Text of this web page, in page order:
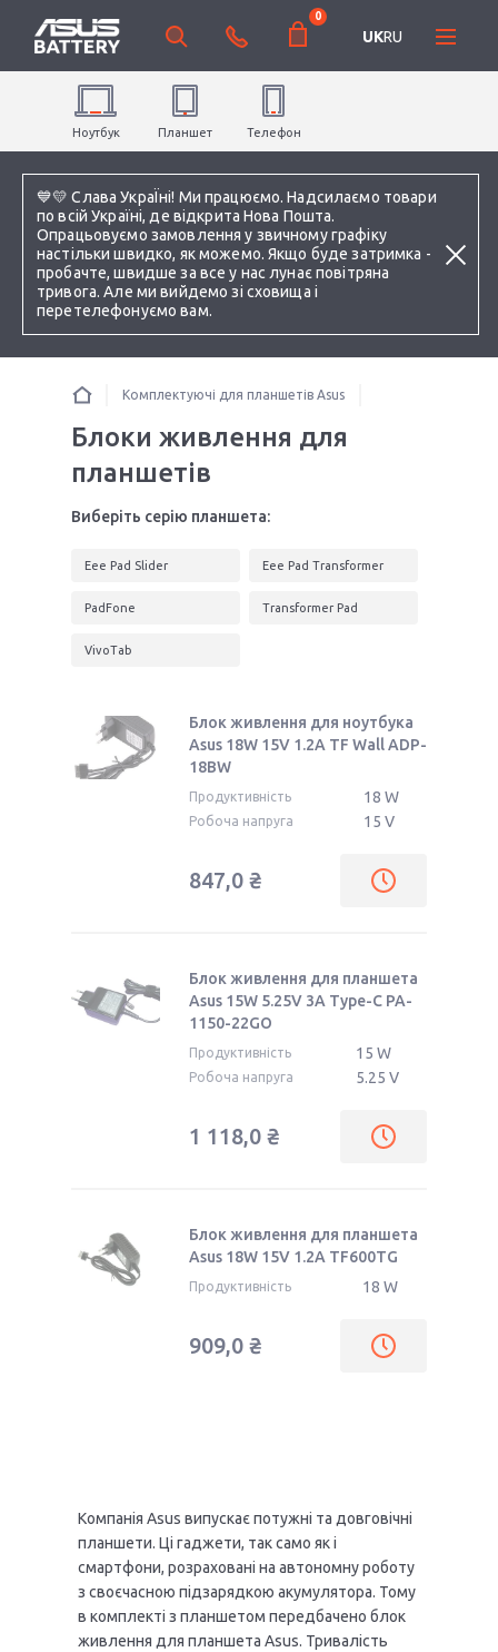
💙💛 Слава УкраЇні! Ми працюємо. Надсилаємо товари
по всій Україні, де відкрита Нова Пошта.
Опрацьовуємо замовлення у звичному графіку
настільки швидко, як можемо. Якщо буде затримка -
пробачте, швидше за все у нас лунає повітряна
тривога. Але ми вийдемо зі сховища і
перетелефонуємо вам.
0
UKRU
Ноутбук Планшет Телефон
Комплектуючі для планшетів Asus
Блоки живлення для
планшетів
Виберіть серію планшета:
Eee Pad Slider Eee Pad Transformer
PadFone Transformer Pad
VivoTab
Блок живлення для ноутбука
Asus 18W 15V 1.2A TF Wall ADP-
18BW
Продуктивність 18 W
Робоча напруга 15 V
847,0 ₴
Блок живлення для планшета
Asus 15W 5.25V 3A Type-C PA-
1150-22GO
Продуктивність 15 W
Робоча напруга 5.25 V
1 118,0 ₴
Блок живлення для планшета
Asus 18W 15V 1.2A TF600TG
Продуктивність 18 W
909,0 ₴
Компанія Asus випускає потужні та довговічні
планшети. Ці гаджети, так само як і
смартфони, розраховані на автономну роботу
з своєчасною підзарядкою акумулятора. Тому
в комплекті з планшетом передбачено блок
живлення для планшета Asus. Тривалість